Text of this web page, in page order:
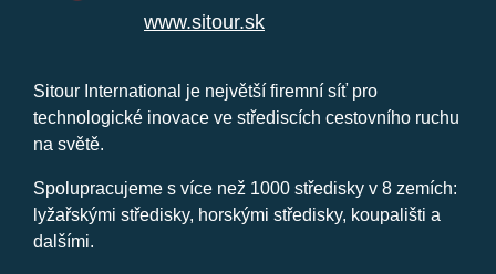
www.sitour.sk
Sitour International je největší firemní síť pro
technologické inovace ve střediscích cestovního ruchu
na světě.
Spolupracujeme s více než 1000 středisky v 8 zemích:
lyžařskými středisky, horskými středisky, koupališti a
dalšími.